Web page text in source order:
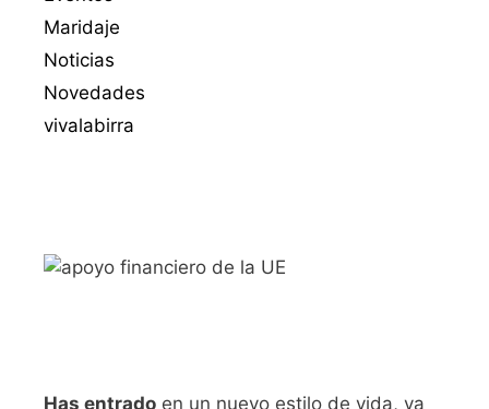
Maridaje
Noticias
Novedades
vivalabirra
Has entrado en un nuevo estilo de vida, ya